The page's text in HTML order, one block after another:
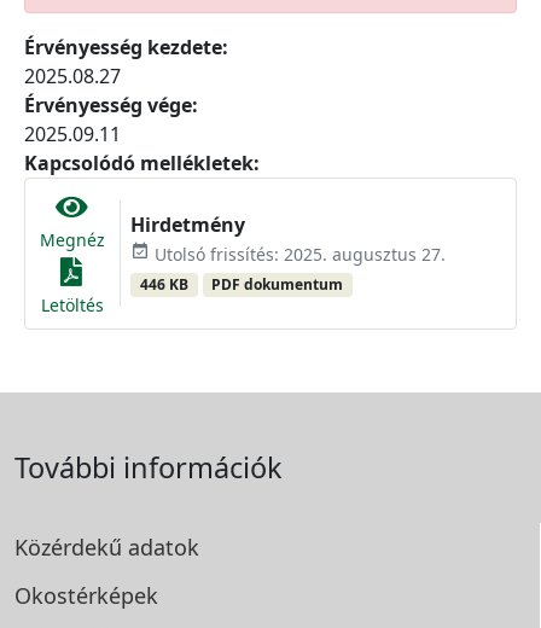
Érvényesség kezdete:
2025.08.27
Érvényesség vége:
2025.09.11
Kapcsolódó mellékletek:
Megnéz
Letöltés
Hirdetmény
event_available Utolsó frissítés: 2025. augusztus 27.
446 KB PDF dokumentum
További információk
Közérdekű adatok
Okostérképek